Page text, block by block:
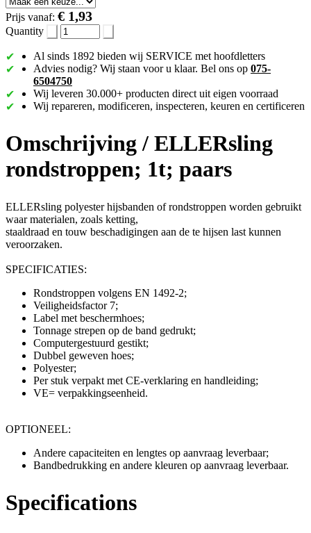
Prijs vanaf: € 1,93
Quantity
Al sinds 1892 bieden wij SERVICE met hoofdletters
Advies nodig? Wij staan voor u klaar. Bel ons op 075-
6504750
Wij leveren 30.000+ producten direct uit eigen voorraad
Wij repareren, modificeren, inspecteren, keuren en certificeren
Omschrijving / ELLERsling
rondstroppen; 1t; paars
ELLERsling polyester hijsbanden of rondstroppen worden gebruikt
waar materialen, zoals ketting,
staaldraad en touw beschadigingen aan de te hijsen last kunnen
veroorzaken.
SPECIFICATIES:
Rondstroppen volgens EN 1492-2;
Veiligheidsfactor 7;
Label met beschermhoes;
Tonnage strepen op de band gedrukt;
Computergestuurd gestikt;
Dubbel geweven hoes;
Polyester;
Per stuk verpakt met CE-verklaring en handleiding;
VE= verpakkingseenheid.
OPTIONEEL:
Andere capaciteiten en lengtes op aanvraag leverbaar;
Bandbedrukking en andere kleuren op aanvraag leverbaar.
Specifications